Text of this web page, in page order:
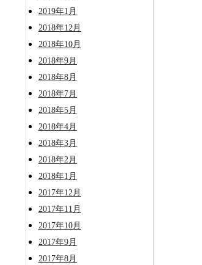
2019年1月
2018年12月
2018年10月
2018年9月
2018年8月
2018年7月
2018年5月
2018年4月
2018年3月
2018年2月
2018年1月
2017年12月
2017年11月
2017年10月
2017年9月
2017年8月